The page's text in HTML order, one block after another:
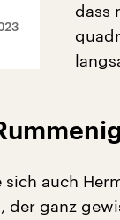
dass
auch
der ganz